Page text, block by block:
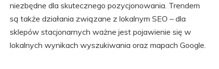
niezbędne dla skutecznego pozycjonowania. Trendem
są także działania związane z lokalnym SEO – dla
sklepów stacjonarnych ważne jest pojawienie się w
lokalnych wynikach wyszukiwania oraz mapach Google.